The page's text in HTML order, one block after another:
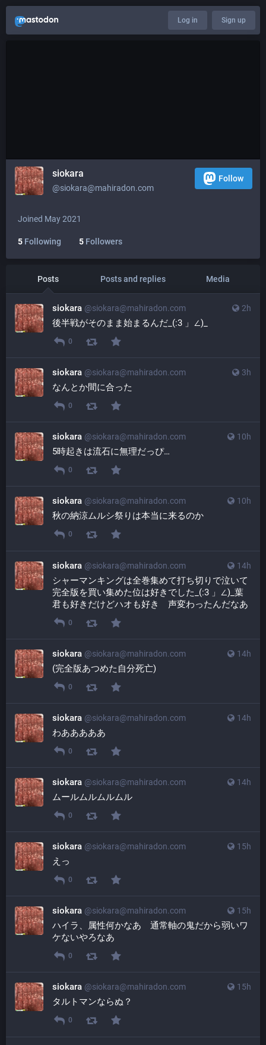
Log in Sign up
siokara
@siokara@mahiradon.com
Follow
Joined May 2021
5 Following 5 Followers
Posts Posts and replies Media
2h
siokara @siokara@mahiradon.com
後半戦がそのまま始まるんだ_(:3 」∠)_
0
3h
siokara @siokara@mahiradon.com
なんとか間に合った
0
10h
siokara @siokara@mahiradon.com
5時起きは流石に無理だっぴ…
0
10h
siokara @siokara@mahiradon.com
秋の納涼ムルシ祭りは本当に来るのか
0
14h
siokara @siokara@mahiradon.com
シャーマンキングは全巻集めて打ち切りで泣いて
完全版を買い集めた位は好きでした_(:3 」∠)_葉
君も好きだけどハオも好き　声変わったんだなあ
0
14h
siokara @siokara@mahiradon.com
(完全版あつめた自分死亡)
0
14h
siokara @siokara@mahiradon.com
わあああああ
0
14h
siokara @siokara@mahiradon.com
ムールムルムルムル
0
15h
siokara @siokara@mahiradon.com
えっ
0
15h
siokara @siokara@mahiradon.com
ハイラ、属性何かなあ　通常軸の鬼だから弱いワ
ケないやろなあ
0
15h
siokara @siokara@mahiradon.com
タルトマンならぬ？
0